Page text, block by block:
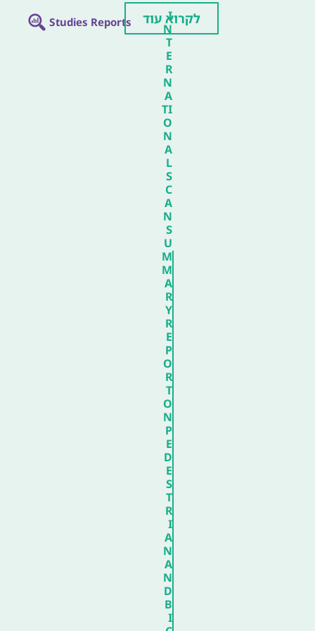
Studies Reports
I
N
T
E
R
N
A
TI
O
N
A
L
S
C
A
N
S
U
M
M
A
R
Y
R
E
P
O
R
T
O
N
P
E
D
E
S
T
R
I
A
N
A
N
D
B
I
לקרוא עוד